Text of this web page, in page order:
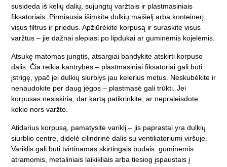
susideda iš kelių dalių, sujungtų varžtais ir plastmasiniais
fiksatoriais. Pirmiausia išimkite dulkių maišelį arba konteinerį,
visus filtrus ir priedus. Apžiūrėkite korpusą ir suraskite visus
varžtus – jie dažnai slepiasi po lipdukai ar guminėmis kojelėmis.
Atsukę matomas jungtis, atsargiai bandykite atskirti korpuso
dalis. Čia reikia kantrybės – plastmasiniai fiksatoriai gali būti
įstrigę, ypač jei dulkių siurblys jau kelerius metus. Neskubėkite ir
nenaudokite per daug jėgos – plastmasė gali trūkti. Jei
korpusas nesiskiria, dar kartą patikrinkite, ar nepraleisdote
kokio nors varžto.
Atidarius korpusą, pamatysite variklį – jis paprastai yra dulkių
siurblio centre, didelė cilindrinė dalis su ventiliatoriumi viršuje.
Variklis gali būti tvirtinamas skirtingais būdais: guminėmis
atramomis, metaliniais laikikliais arba tiesiog įspaustais į